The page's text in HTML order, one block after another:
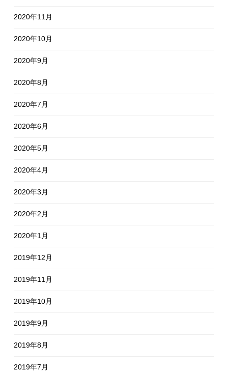
2020年11月
2020年10月
2020年9月
2020年8月
2020年7月
2020年6月
2020年5月
2020年4月
2020年3月
2020年2月
2020年1月
2019年12月
2019年11月
2019年10月
2019年9月
2019年8月
2019年7月